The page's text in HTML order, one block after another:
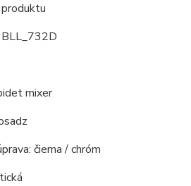
mixer
čierna / chróm